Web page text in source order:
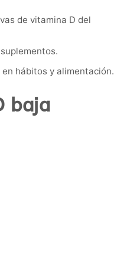
de vitamina D del
hábitos y alimentación.
baja